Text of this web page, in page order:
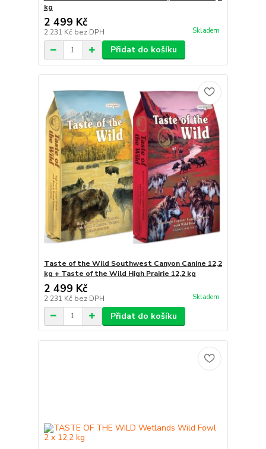
kg
2 499 Kč
2 231 Kč bez DPH Skladem
Přidat do košíku
Taste of the Wild Southwest Canyon Canine 12,2
kg + Taste of the Wild High Prairie 12,2 kg
2 499 Kč
2 231 Kč bez DPH Skladem
Přidat do košíku